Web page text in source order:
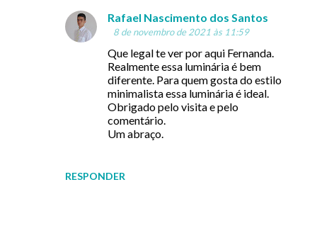
RESPONDER
Rafael Nascimento dos Santos
8 de novembro de 2021 às 11:59
Que legal te ver por aqui Fernanda.
Realmente essa luminária é bem
diferente. Para quem gosta do estilo
minimalista essa luminária é ideal.
Obrigado pelo visita e pelo
comentário.
Um abraço.